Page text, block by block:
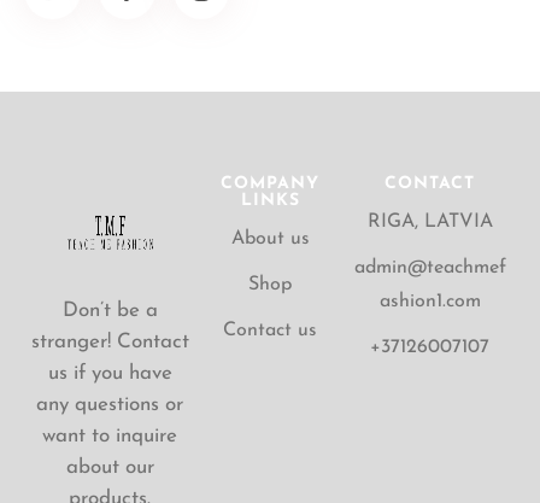
Don’t be a
stranger! Contact
us if you have
any questions or
want to inquire
about our
COMPANY
LINKS
About us
Shop
Contact us
CONTACT
RIGA, LATVIA
admin@teachmef
ashion1.com
+37126007107